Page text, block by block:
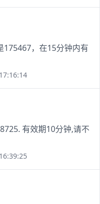
175467，在15分钟内有
有效期10分钟,请不